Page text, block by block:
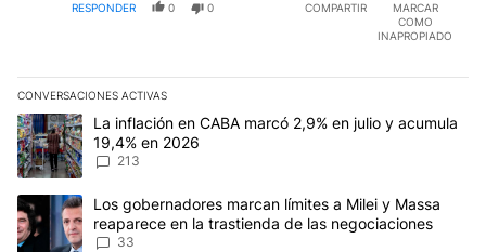
RESPONDER 0 0 COMPARTIR
MARCAR
COMO
INAPROPIADO
CONVERSACIONES ACTIVAS
Este listado muestra los artículos con más comentarios en los
Un artículo de tendencia con el título "La inflación en CABA
La inflación en CABA marcó 2,9% en julio y acumula
19,4% en 2026
213
Un artículo de tendencia con el título "Los gobernadores
Los gobernadores marcan límites a Milei y Massa
reaparece en la trastienda de las negociaciones
33